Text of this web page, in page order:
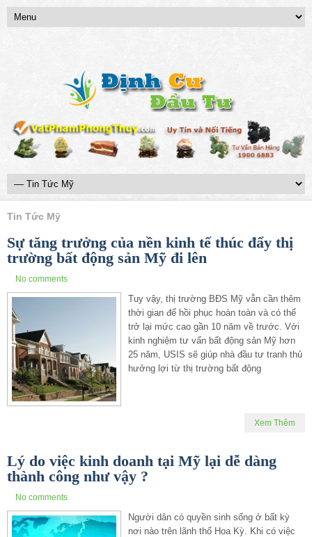
Tin Tức Mỹ
Sự tăng trưởng của nền kinh tế thúc đẩy thị
trường bất động sản Mỹ đi lên
No comments
Tuy vậy, thị trường BĐS Mỹ vẫn cần thêm
thời gian để hồi phục hoàn toàn và có thể
trở lại mức cao gần 10 năm về trước. Với
kinh nghiệm tư vấn bất động sản Mỹ hơn
25 năm, USIS sẽ giúp nhà đầu tư tranh thủ
hưởng lợi từ thị trường bất động
Xem Thêm
Lý do việc kinh doanh tại Mỹ lại dễ dàng
thành công như vậy ?
No comments
Người dân có quyền sinh sống ở bất kỳ
nơi nào trên lãnh thổ Hoa Kỳ. Khi có việc